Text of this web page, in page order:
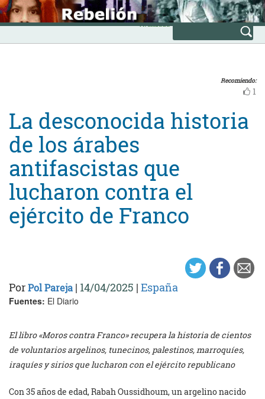
Skip
to
content
INICIO
Avanzada
Recomiendo:
1
La desconocida historia
de los árabes
antifascistas que
lucharon contra el
ejército de Franco
PorPol Pareja | 14/04/2025 | España
Fuentes: El Diario
El libro «Moros contra Franco» recupera la historia de cientos
de voluntarios argelinos, tunecinos, palestinos, marroquíes,
iraquíes y sirios que lucharon con el ejército republicano
Con 35 años de edad, Rabah Oussidhoum, un argelino nacido